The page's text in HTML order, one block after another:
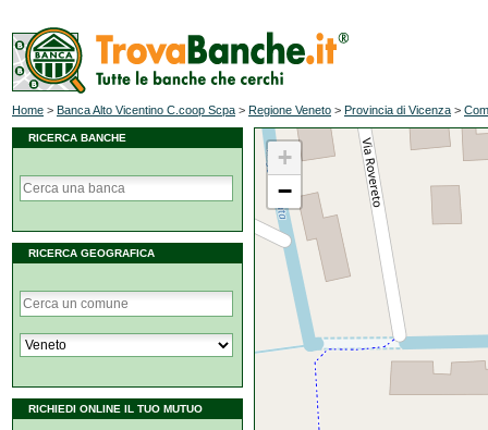
Home > Banca Alto Vicentino C.coop Scpa > Regione Veneto > Provincia di Vicenza >
RICERCA BANCHE
RICERCA GEOGRAFICA
RICHIEDI ONLINE IL TUO MUTUO
+
−